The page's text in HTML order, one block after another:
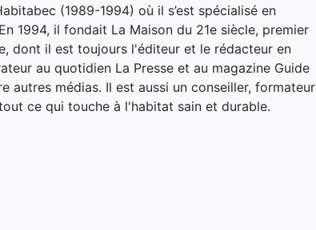
(1989-1994) où il s’est spécialisé en
1994, il fondait La Maison du 21e siècle, premier
dont il est toujours l'éditeur et le rédacteur en
au quotidien La Presse et au magazine Guide
autres médias. Il est aussi un conseiller, formateur
ce qui touche à l'habitat sain et durable.